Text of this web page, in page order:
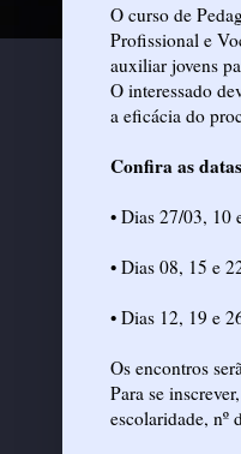
O curso de
Profissional e
auxiliar jovens
O interessado
a eficácia do
Confira as
• Dias 27/03, 10
• Dias 08, 15 e
• Dias 12, 19 e
Os encontros
Para se
escolaridade, nº